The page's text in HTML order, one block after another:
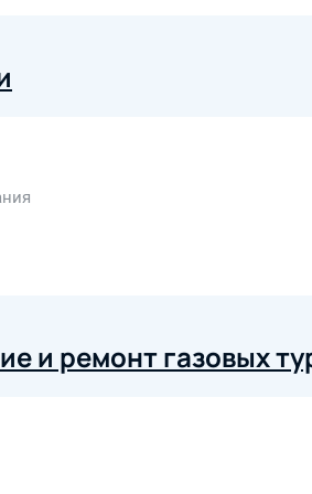
и ремонт газовых